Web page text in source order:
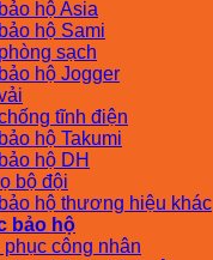
hộ Asia
hộ Sami
sạch
hộ Jogger
tĩnh điện
hộ Takumi
hộ DH
bộ đội
hộ thương hiệu khác
bảo hộ
công nhân